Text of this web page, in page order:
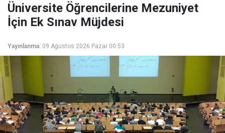
Üniversite Öğrencilerine Mezuniyet
İçin Ek Sınav Müjdesi
Yayınlanma: 09 Ağustos 2026 Pazar 00:53